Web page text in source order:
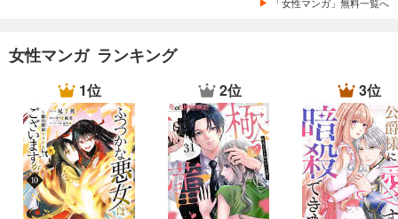
女性マンガ ランキング
1位 2位 3位